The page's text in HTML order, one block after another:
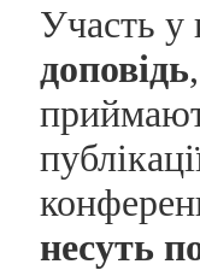
Участь у
доповідь
несуть